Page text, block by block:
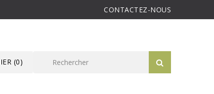
CONTACTEZ-NOUS
(0)